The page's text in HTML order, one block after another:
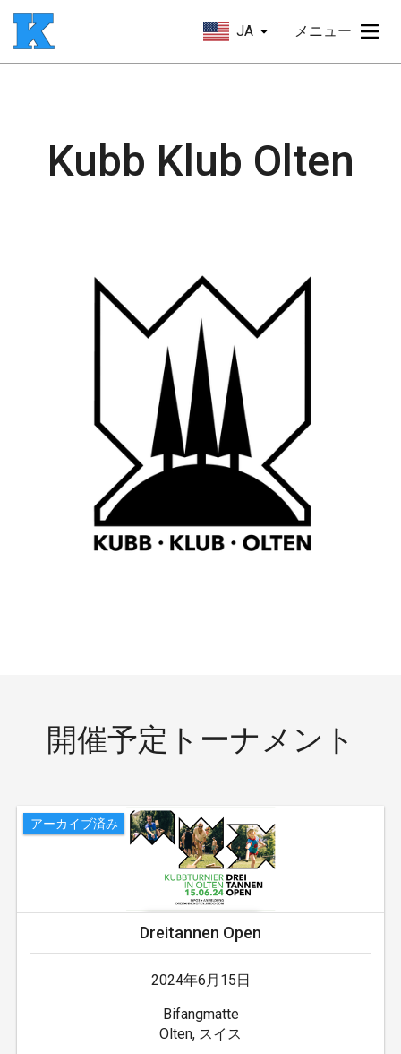
JA メニュー
Kubb Klub Olten
開催予定トーナメント
アーカイブ済み
Dreitannen Open
2024年6月15日
Bifangmatte
Olten, スイス